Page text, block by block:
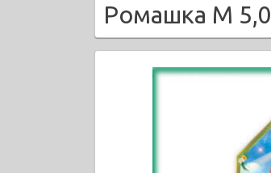
Ромашка М 5,0